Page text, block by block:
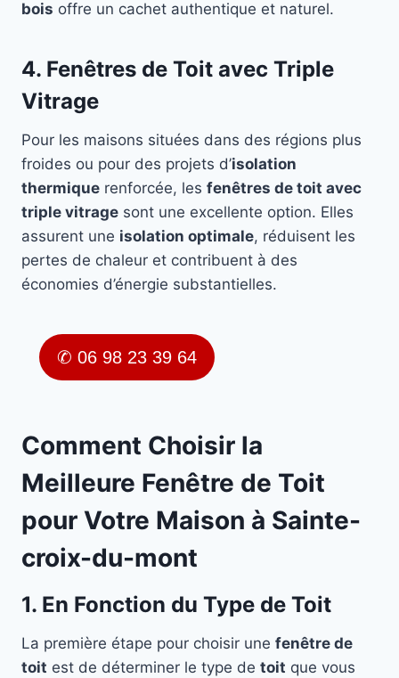
bois offre un cachet authentique et naturel.
4. Fenêtres de Toit avec Triple
Vitrage
Pour les maisons situées dans des régions plus
froides ou pour des projets d’isolation
thermique renforcée, les fenêtres de toit avec
triple vitrage sont une excellente option. Elles
assurent une isolation optimale, réduisent les
pertes de chaleur et contribuent à des
économies d’énergie substantielles.
✆ 06 98 23 39 64
Comment Choisir la
Meilleure Fenêtre de Toit
pour Votre Maison à Sainte-
croix-du-mont
1. En Fonction du Type de Toit
La première étape pour choisir une fenêtre de
toit est de déterminer le type de toit que vous